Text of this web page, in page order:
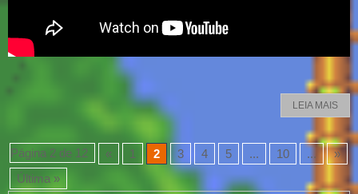
LEIA MAIS
Página 2 de 12 « 1 2 3 4 5 ... 10 ...
»
Última »